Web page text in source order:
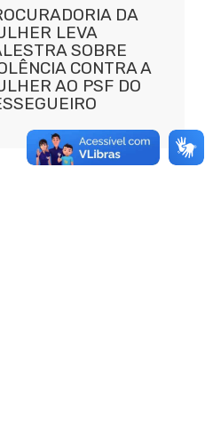
DA
LEVA
SOBRE
CONTRA A
AO PSF DO